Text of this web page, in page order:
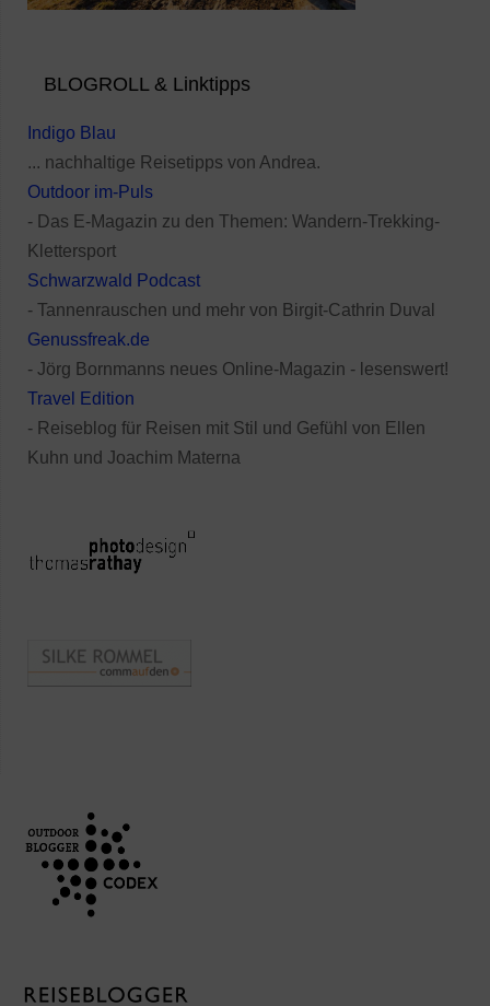
BLOGROLL & Linktipps
Indigo Blau
... nachhaltige Reisetipps von Andrea.
Outdoor im-Puls
- Das E-Magazin zu den Themen: Wandern-Trekking-
Klettersport
Schwarzwald Podcast
- Tannenrauschen und mehr von Birgit-Cathrin Duval
Genussfreak.de
- Jörg Bornmanns neues Online-Magazin - lesenswert!
Travel Edition
- Reiseblog für Reisen mit Stil und Gefühl von Ellen
Kuhn und Joachim Materna